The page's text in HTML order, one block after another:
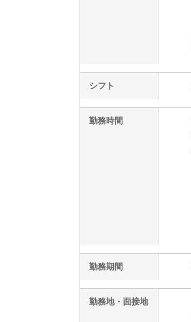
シフト
勤務時間
勤務期間
勤務地・面接地